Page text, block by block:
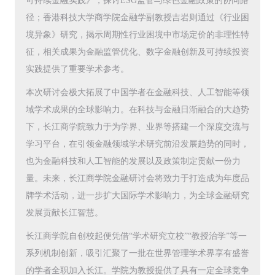
径；香港科技大学商学院金融学副教授吉岩则通过《行业困
境异象》研究，揭示周期性行业困境中市场定价的非理性特
征，相关成果为金融监管优化、数字金融创新及可持续投资
实践提供了重要学术参考。
本次研讨会极大拓展了中国学者在金融科技、人工智能等领
域学术成果的全球影响力。在科技与金融日渐融合的大趋势
下，长江商学院致力于为学界、业界等搭建一个深度交流与
学习平台，在引领金融领域学术研究前沿发展趋势的同时，
也为金融科技和人工智能的发展以及政策制定贡献一份力
量。未来，长江商学院金融研讨会将致力于打造成为年度品
牌学术活动，进一步扩大国际学术影响力，为全球金融研究
发展贡献长江智慧。
长江商学院自创校起便凭借“学术研究立校”“教授治学”等一
系列机制创新，吸引汇聚了一批在世界管理学术界享有盛誉
的学者全职加入长江。学院为教授提供了具有一定全球竞争